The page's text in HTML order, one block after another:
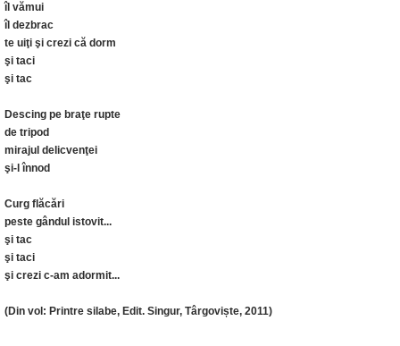
îl vămui
îl dezbrac
te uiţi şi crezi că dorm
şi taci
şi tac
Descing pe braţe rupte
de tripod
mirajul delicvenţei
şi-l înnod
Curg flăcări
peste gândul istovit...
şi tac
şi taci
şi crezi c-am adormit...
(Din vol: Printre silabe, Edit. Singur, Târgoviște, 2011)